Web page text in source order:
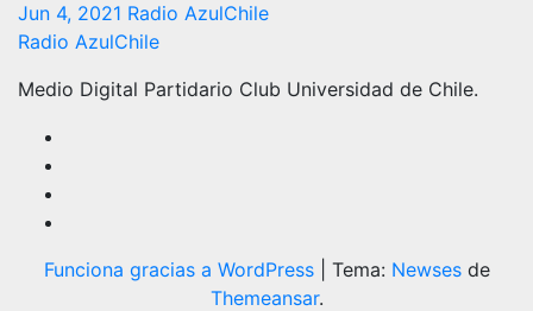
Jun 4, 2021 Radio AzulChile
Radio AzulChile
Medio Digital Partidario Club Universidad de Chile.
Funciona gracias a WordPress Tema: Newsesde
Themeansar.